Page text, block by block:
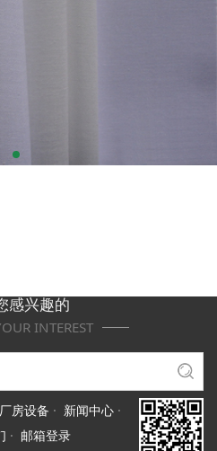
感兴趣的
INTEREST
厂房设备 · 新闻中心·
· 邮箱登录